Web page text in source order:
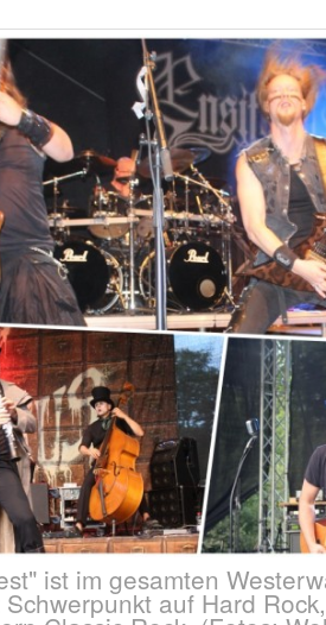
ist im gesamten
Schwerpunkt auf Hard